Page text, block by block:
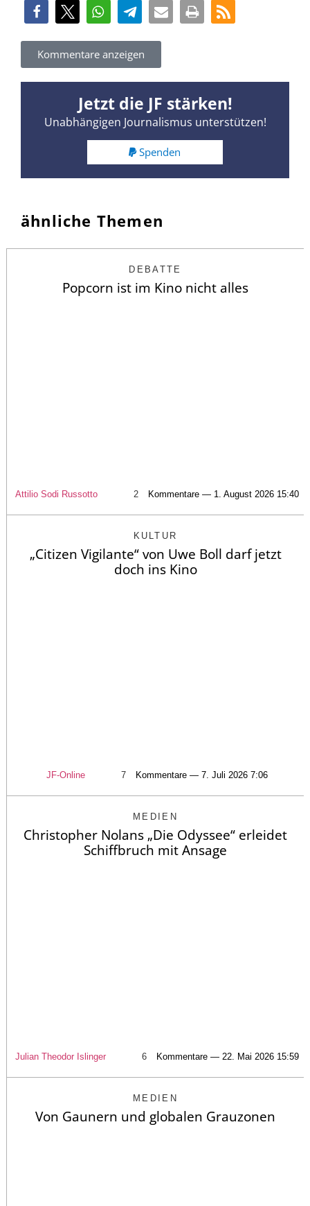
Kommentare anzeigen
Jetzt die JF stärken!
Unabhängigen Journalismus unterstützen!
Spenden
ähnliche Themen
DEBATTE
Popcorn ist im Kino nicht alles
Attilio Sodi Russotto 2 Kommentare — 1. August 2026 15:40
KULTUR
„Citizen Vigilante“ von Uwe Boll darf jetzt
doch ins Kino
JF-Online 7 Kommentare — 7. Juli 2026 7:06
MEDIEN
Christopher Nolans „Die Odyssee“ erleidet
Schiffbruch mit Ansage
Julian Theodor Islinger 6 Kommentare — 22. Mai 2026 15:59
MEDIEN
Von Gaunern und globalen Grauzonen